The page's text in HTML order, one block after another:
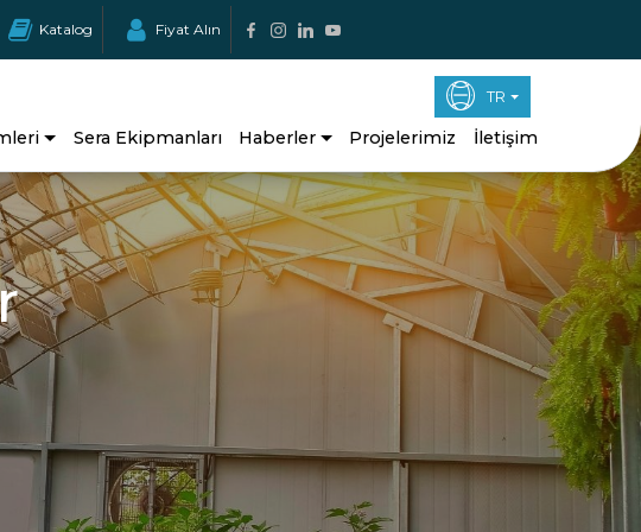
TR
Sera Ekipmanları Haberler Projelerimiz İletişim
Katalog Fiyat Alın